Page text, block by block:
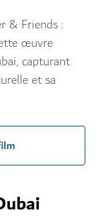
& Friends :
œuvre
capturant
et sa